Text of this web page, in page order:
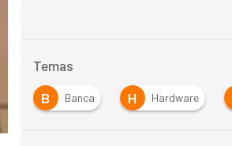
Temas
B
Banca H Hardware